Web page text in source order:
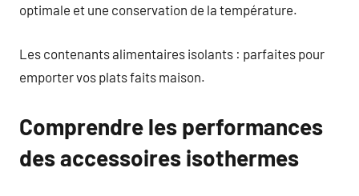
optimale et une conservation de la température.
Les contenants alimentaires isolants : parfaites pour
emporter vos plats faits maison.
Comprendre les performances
des accessoires isothermes